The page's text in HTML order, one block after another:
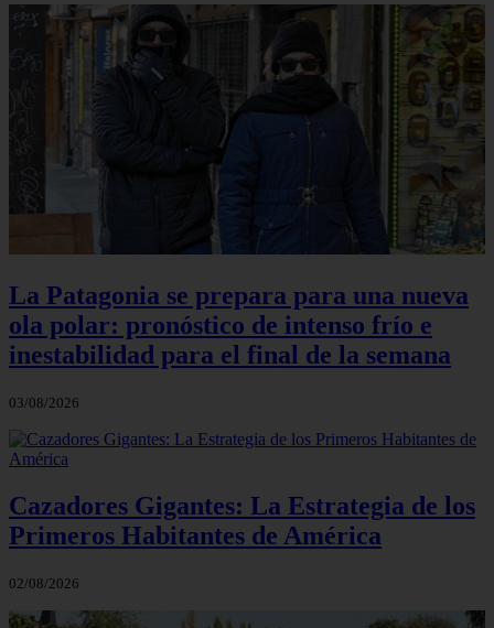
La Patagonia se prepara para una nueva
ola polar: pronóstico de intenso frío e
inestabilidad para el final de la semana
03/08/2026
Cazadores Gigantes: La Estrategia de los
Primeros Habitantes de América
02/08/2026